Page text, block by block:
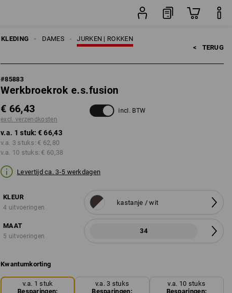
KLEDING JURKEN | ROKKEN
DAMES
< TERUG
#85883
Werkbroekrok e.s.fusion
€ 66,43
excl. verzendkosten
incl. BTW
v.a. 1 stuk: € 66,43
v.a. 3 stuks: € 62,80
v.a. 10 stuks: € 60,38
Levertijd ca. 3-5 werkdagen
KLEUR
4 uitvoeringen
kastanje / wit
MAAT
5 uitvoeringen
34
Kwantumkorting
v.a. 1 stuk
Besparingen:
v.a. 3 stuks
Besparingen:
v.a. 10 stuks
Besparingen: